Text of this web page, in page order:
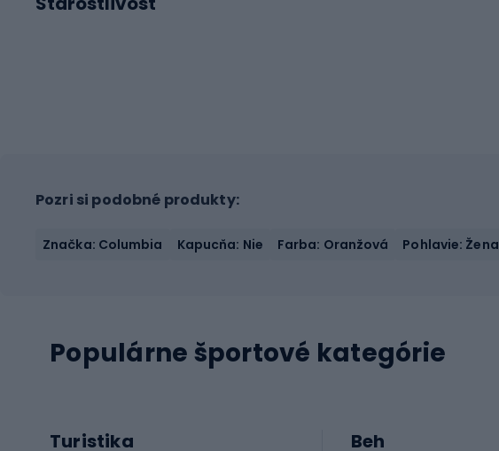
Pozri si podobné produkty:
Značka: Columbia Kapucňa: Nie Farba: Oranžová Pohlavie: Žena
Populárne športové kategórie
Turistika Beh